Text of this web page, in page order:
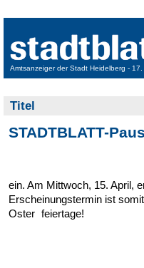
Amtsanzeiger der Stadt Heidelberg -
Titel
STADTBLATT-
ein. Am Mittwoch, 15. April,
Erscheinungstermin ist
Oster feiertage!